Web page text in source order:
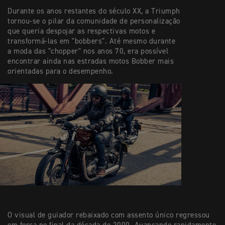
Durante os anos restantes do século XX, a Triumph
tornou-se o pilar da comunidade de personalização
que queria despojar as respectivas motos e
transformá-las em "bobbers". Até mesmo durante
a moda das "chopper" nos anos 70, era possível
encontrar ainda nas estradas motos Bobber mais
orientadas para o desempenho.
O visual de guiador rebaixado com assento único regressou